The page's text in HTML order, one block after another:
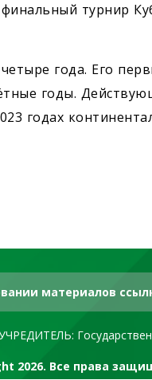
турнир
года. Его
годы.
годах
материалов
2026. Все права